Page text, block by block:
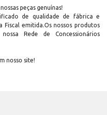
peças genuínas!
de qualidade de fábrica e
emitida.Os nossos produtos
Rede de Concessionários
nosso site!